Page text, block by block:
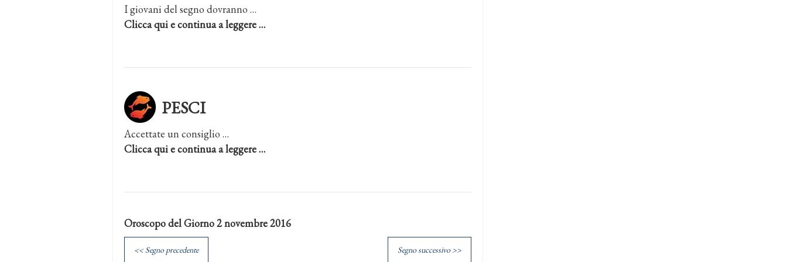
I giovani del segno dovranno …
Clicca qui e continua a leggere …
PESCI
Accettate un consiglio …
Clicca qui e continua a leggere …
Oroscopo del Giorno 2 novembre 2016
<< Segno precedente Segno successivo >>